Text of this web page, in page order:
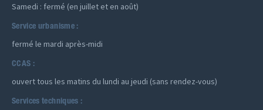
Samedi : fermé (en juillet et en août)
Service urbanisme :
fermé le mardi après-midi
CCAS :
ouvert tous les matins du lundi au jeudi (sans rendez-vous)
Services techniques :